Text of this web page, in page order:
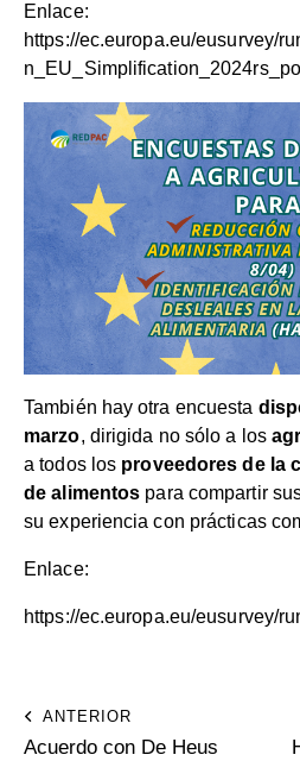
Enlace:
https://ec.europa.eu/eusurvey/
También hay otra encuesta
marzo, dirigida no sólo a los
a todos los proveedores de la
de alimentos para compartir
su experiencia con prácticas
Enlace:
https://ec.europa.eu/eusurvey/
ANTERIOR
Acuerdo con De Heus